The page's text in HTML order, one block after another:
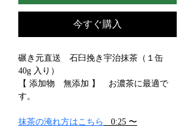
今すぐ購入
碾き元直送　石臼挽き宇治抹茶（１缶
40g 入り）
【 添加物　無添加 】　お濃茶に最適で
す。
抹茶の淹れ方はこちら 0:25 〜